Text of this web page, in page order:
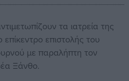
τα ιατρεία της
επιστολής του
με παραλήπτη τον
Ξάνθο.